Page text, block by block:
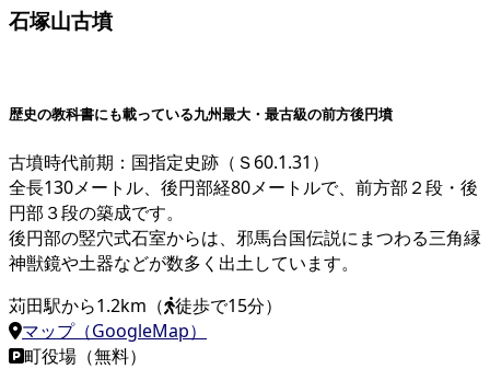
石塚山古墳
歴史の教科書にも載っている九州最大・最古級の前方後円墳
古墳時代前期：国指定史跡（Ｓ60.1.31）
全長130メートル、後円部経80メートルで、前方部２段・後
円部３段の築成です。
後円部の竪穴式石室からは、邪馬台国伝説にまつわる三角縁
神獣鏡や土器などが数多く出土しています。
苅田駅から1.2km（ 徒歩で15分）
マップ（GoogleMap）
町役場（無料）